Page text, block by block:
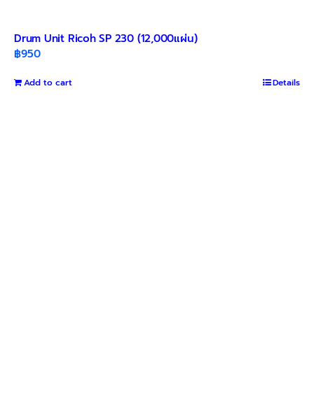
Drum Unit Ricoh SP 230 (12,000แผ่น)
฿950
Add to cart Details